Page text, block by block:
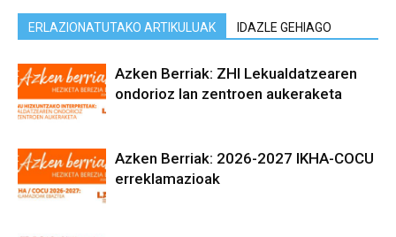
ERLAZIONATUTAKO ARTIKULUAK IDAZLE GEHIAGO
Azken Berriak: ZHI Lekualdatzearen
ondorioz lan zentroen aukeraketa
Azken Berriak: 2026-2027 IKHA-COCU
erreklamazioak